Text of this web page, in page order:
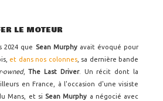
LE MOTEUR
2024 que Sean Murphy avait évoqué pour
et dans nos colonnes, sa dernière bande
owned,The Last Driver. Un récit dont la
en France, à l'occasion d'une visiste
Mans, et si Sean Murphy a négocié avec